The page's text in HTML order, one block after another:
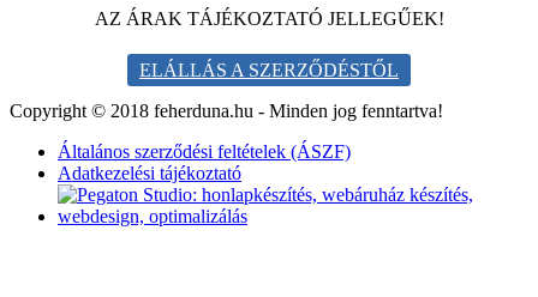
AZ ÁRAK TÁJÉKOZTATÓ JELLEGŰEK!
ELÁLLÁS A SZERZŐDÉSTŐL
Copyright © 2018 feherduna.hu - Minden jog fenntartva!
Általános szerződési feltételek (ÁSZF)
Adatkezelési tájékoztató